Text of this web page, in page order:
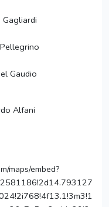
Gaudio
Alfani
maps/embed?